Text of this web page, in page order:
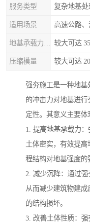
服务类型 复杂地基处
适用场景 高速公路
较大可达
压缩模量 较大可达
强夯施工是一种地基
的冲击力对地基进
定性。其意义主要体
1. 提高地基承载力
土体密实，有效提
程结构对地基强度的
2. 减少沉降：通过强
从而减少建筑物建
的结构损坏。
3. 改善土体性质：